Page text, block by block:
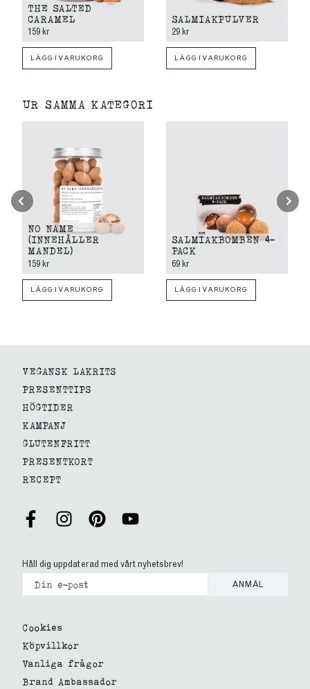
THE SALTED
CARAMEL
159 kr
LÄGG I VARUKORG
SALMIAKPULVER
29 kr
LÄGG I VARUKORG
UR SAMMA KATEGORI
NO NAME
(INNEHÅLLER
MANDEL)
159 kr
LÄGG I VARUKORG
SALMIAKBOMBEN 4-
PACK
69 kr
LÄGG I VARUKORG
VEGANSK LAKRITS
PRESENTTIPS
HÖGTIDER
KAMPANJ
GLUTENFRITT
PRESENTKORT
RECEPT
Håll dig uppdaterad med vårt nyhetsbrev!
ANMÄL
Cookies
Köpvillkor
Vanliga frågor
Brand Ambassador